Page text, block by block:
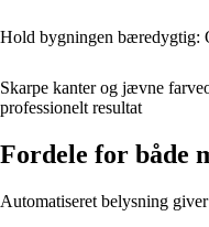
Hold bygningen bæredygtig:
Skarpe kanter og jævne
professionelt resultat
Fordele for både
Automatiseret belysning